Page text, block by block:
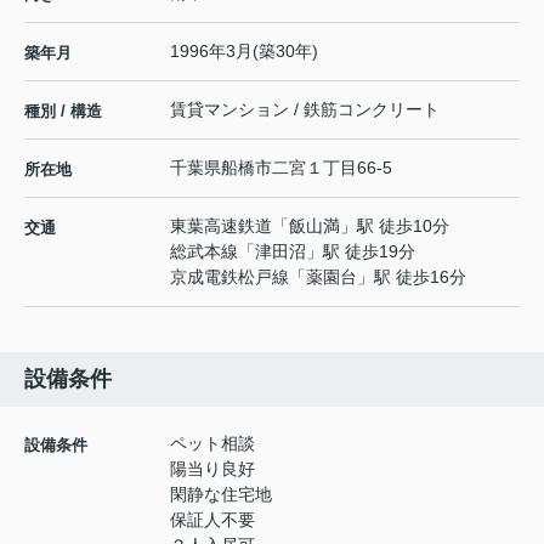
築年月 1996年3月(築30年)
種別 / 構造 賃貸マンション / 鉄筋コンクリート
所在地 千葉県船橋市二宮１丁目66-5
交通 東葉高速鉄道 「飯山満 」駅 徒歩10分
総武本線 「津田沼 」駅 徒歩19分
京成電鉄松戸線 「薬園台 」駅 徒歩16分
設備条件
設備条件
ペット相談
陽当り良好
閑静な住宅地
保証人不要